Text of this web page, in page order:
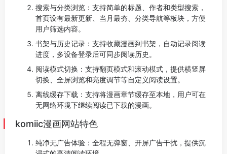
搜索与分类浏览：支持简单的标题、作者和类型搜索，
首页设有最新更新、当月最夯、分类导航等板块，方便
用户筛选内容。
书架与历史记录：支持收藏漫画到书架，自动记录阅读
进度，多设备登录后可同步阅读历史。
阅读模式切换：支持翻页模式和滚动模式，提供横竖屏
切换、全屏浏览和亮度调节等自定义阅读设置。
离线缓存下载：支持将漫画章节缓存至本地，用户可在
无网络环境下继续阅读已下载的漫画。
komiic漫画网站特色
纯净无广告体验：全程无弹窗、开屏广告干扰，提供沉